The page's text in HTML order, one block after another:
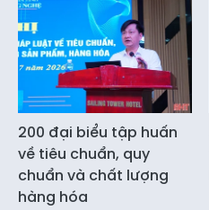
200 đại biểu tập huấn
về tiêu chuẩn, quy
chuẩn và chất lượng
hàng hóa